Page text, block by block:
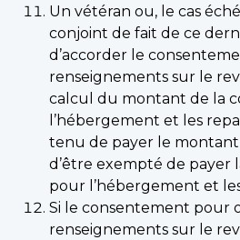
Un vétéran ou, le cas
conjoint de fait de ce
d’accorder le
renseignements sur le
calcul du montant de la
l’hébergement et les
tenu de payer le montant
d’être exempté de payer
pour l’hébergement et
Si le consentement pour
renseignements sur le